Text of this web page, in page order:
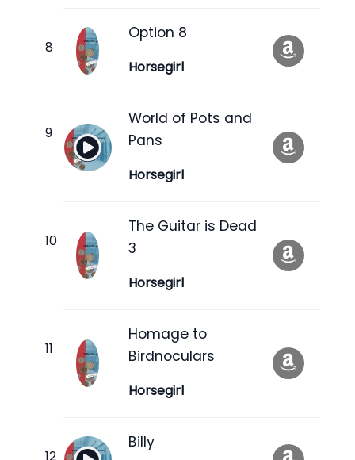
Option 8
Horsegirl
World of Pots and
Pans
Horsegirl
The Guitar is Dead
3
Horsegirl
Homage to
Birdnoculars
Horsegirl
Billy